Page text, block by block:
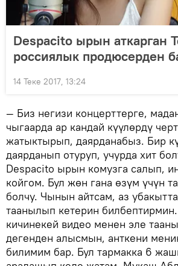
Despacito ырын аткарган
россиялык продюсерден
14 Теке 2017, 13:24
— Биз негизи концерттерге,
чыгаарда ар кандай күүлөрдү
жатыктырып, даярданабыз. Бир
даярданып отуруп, учурда хит
Despacito ырын комузга салып,
койгом. Бул жөн гана өзүм үчүн
болчу. Чынын айтсам, аз
таанылып кетерин
кичинекей видео менен эле
дегенден алысмын, анткени
билимим бар. Бул тармакка 6